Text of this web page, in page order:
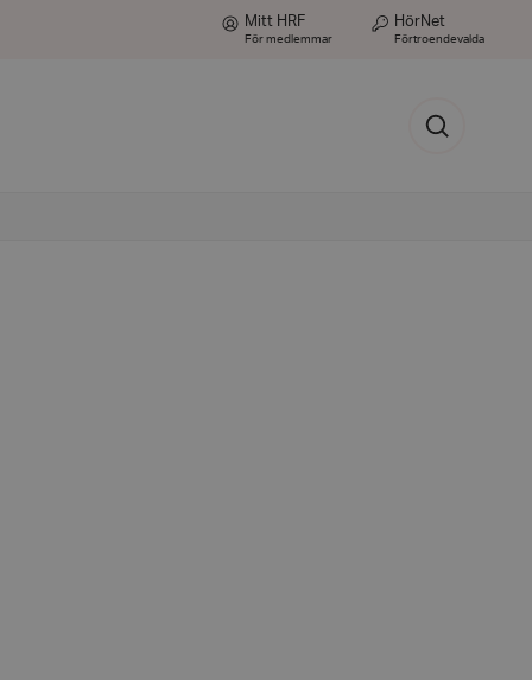
Mitt HRF
För medlemmar
HörNet
Förtroendevalda
Sök